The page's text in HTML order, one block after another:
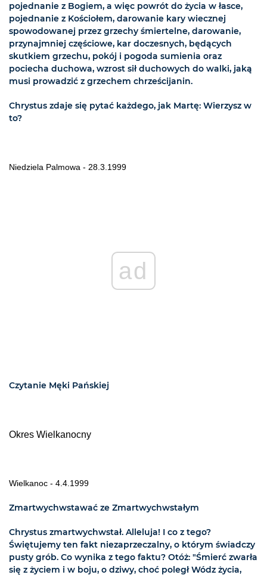
pojednanie z Bogiem, a więc powrót do życia w łasce,
pojednanie z Kościołem, darowanie kary wiecznej
spowodowanej przez grzechy śmiertelne, darowanie,
przynajmniej częściowe, kar doczesnych, będących
skutkiem grzechu, pokój i pogoda sumienia oraz
pociecha duchowa, wzrost sił duchowych do walki, jaką
musi prowadzić z grzechem chrześcijanin.
Chrystus zdaje się pytać każdego, jak Martę: Wierzysz w
to?
Niedziela Palmowa - 28.3.1999
ad
Czytanie Męki Pańskiej
Okres Wielkanocny
Wielkanoc - 4.4.1999
Zmartwychwstawać ze Zmartwychwstałym
Chrystus zmartwychwstał. Alleluja! I co z tego?
Świętujemy ten fakt niezaprzeczalny, o którym świadczy
pusty grób. Co wynika z tego faktu? Otóż: "Śmierć zwarła
się z życiem i w boju, o dziwy, choć poległ Wódz życia,